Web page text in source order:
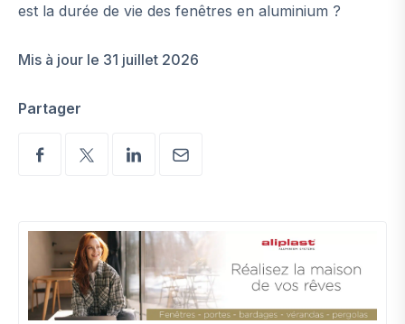
est la durée de vie des fenêtres en aluminium ?
Mis à jour le 31 juillet 2026
Partager